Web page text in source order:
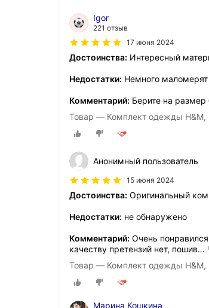
Igor
221 отзыв
17 июня 2024
Достоинства: Интересный
Недостатки: Немного маломерят
Комментарий: Берите на размер
Товар — Комплект одежды H&M,
Анонимный пользователь
15 июня 2024
Достоинства: Оригинальный
Недостатки: не обнаружено
Комментарий: Очень
качеству претензий нет, пошив…
Товар — Комплект одежды H&M,
Марина Кошкина